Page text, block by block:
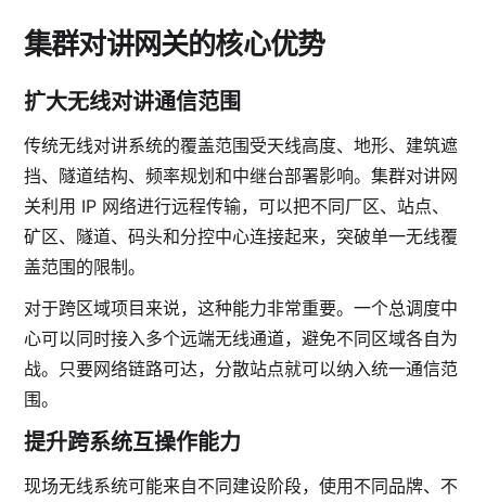
集群对讲网关的核心优势
扩大无线对讲通信范围
传统无线对讲系统的覆盖范围受天线高度、地形、建筑遮
挡、隧道结构、频率规划和中继台部署影响。集群对讲网
关利用 IP 网络进行远程传输，可以把不同厂区、站点、
矿区、隧道、码头和分控中心连接起来，突破单一无线覆
盖范围的限制。
对于跨区域项目来说，这种能力非常重要。一个总调度中
心可以同时接入多个远端无线通道，避免不同区域各自为
战。只要网络链路可达，分散站点就可以纳入统一通信范
围。
提升跨系统互操作能力
现场无线系统可能来自不同建设阶段，使用不同品牌、不